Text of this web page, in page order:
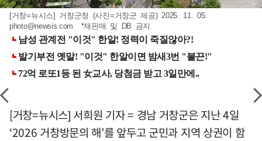
[거창=뉴시스] 거창군청 (사진=거창군 제공) 2025. 11. 05.
photo@newsis.com *재판매 및 DB 금지
[거창=뉴시스] 서희원 기자 = 경남 거창군은 지난 4일
‘2026 거창방문의 해’를 앞두고 군민과 지역 상권이 함